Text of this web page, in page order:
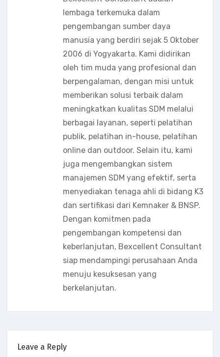
lembaga terkemuka dalam
pengembangan sumber daya
manusia yang berdiri sejak 5 Oktober
2006 di Yogyakarta. Kami didirikan
oleh tim muda yang profesional dan
berpengalaman, dengan misi untuk
memberikan solusi terbaik dalam
meningkatkan kualitas SDM melalui
berbagai layanan, seperti pelatihan
publik, pelatihan in-house, pelatihan
online dan outdoor. Selain itu, kami
juga mengembangkan sistem
manajemen SDM yang efektif, serta
menyediakan tenaga ahli di bidang K3
dan sertifikasi dari Kemnaker & BNSP.
Dengan komitmen pada
pengembangan kompetensi dan
keberlanjutan, Bexcellent Consultant
siap mendampingi perusahaan Anda
menuju kesuksesan yang
berkelanjutan.
Leave a Reply